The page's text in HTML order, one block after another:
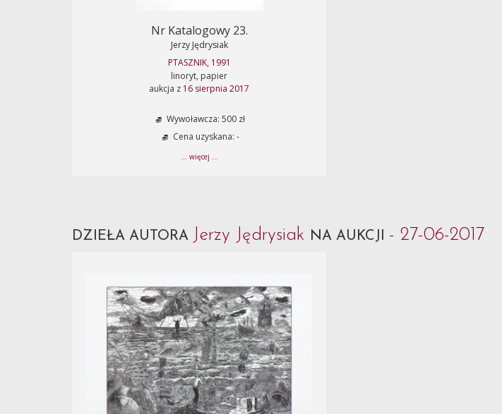
Nr Katalogowy 23.
Jerzy Jędrysiak
PTASZNIK, 1991
linoryt, papier
aukcja z 16 sierpnia 2017
Wywoławcza: 500 zł
Cena uzyskana: -
... więcej ...
DZIEŁA AUTORA Jerzy Jędrysiak NA AUKCJI - 27-06-2017